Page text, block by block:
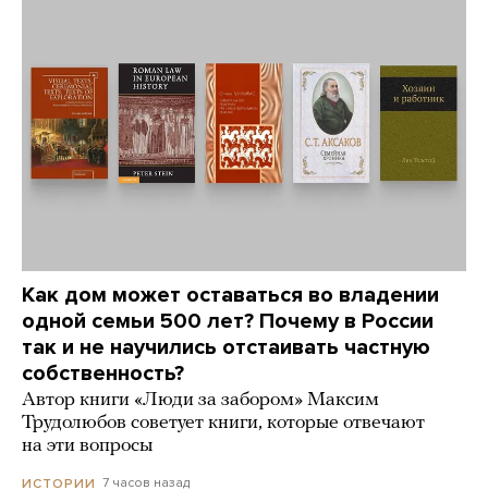
Как дом может оставаться во владении
одной семьи 500 лет? Почему в России
так и не научились отстаивать частную
собственность?
Автор книги «Люди за забором» Максим
Трудолюбов советует книги, которые отвечают
на эти вопросы
ИСТОРИИ 7 часов назад